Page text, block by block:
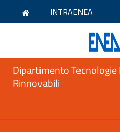
INTRAENEA
Dipartimento
Rinnovabili